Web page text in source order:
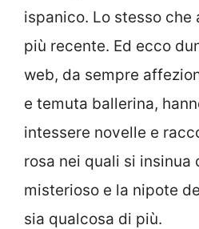
ispanico. Lo stesso che
più recente. Ed ecco
web, da sempre
e temuta ballerina,
intessere novelle e
rosa nei quali si insinua
misterioso e la nipote
sia qualcosa di più.